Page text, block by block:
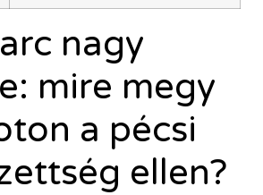
nagy
mire megy
a pécsi
ellen?